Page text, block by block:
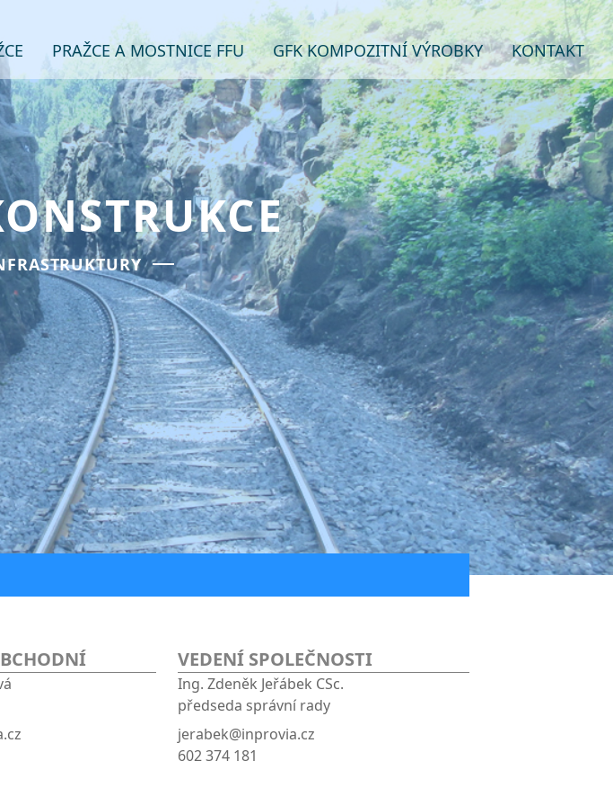
PRAŽCE A MOSTNICE FFU GFK KOMPOZITNÍ VÝROBKY KONTAKT
VEDENÍ SPOLEČNOSTI
Ing. Zdeněk Jeřábek CSc.
předseda správní rady
jerabek@inprovia.cz
602 374 181